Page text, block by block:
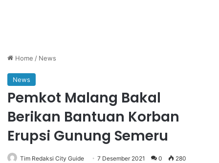
Home / News
News
Pemkot Malang Bakal
Berikan Bantuan Korban
Erupsi Gunung Semeru
Tim Redaksi City Guide 7 Desember 2021 0 280